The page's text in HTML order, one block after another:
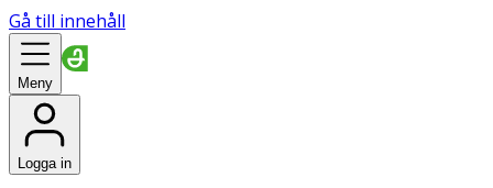
Gå till innehåll
Meny
Logga in